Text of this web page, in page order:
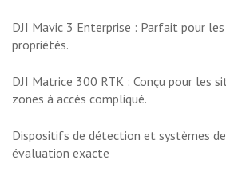
DJI Mavic 3 Enterprise : Parfait pour
propriétés.
DJI Matrice 300 RTK : Conçu pour les
zones à accès compliqué.
Dispositifs de détection et systèmes
évaluation exacte